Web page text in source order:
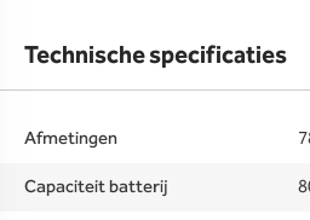
Technische specificaties
Afmetingen
Capaciteit batterij